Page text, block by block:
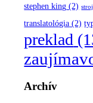
stephen king (2)
translatológia (2)
preklad
Archív